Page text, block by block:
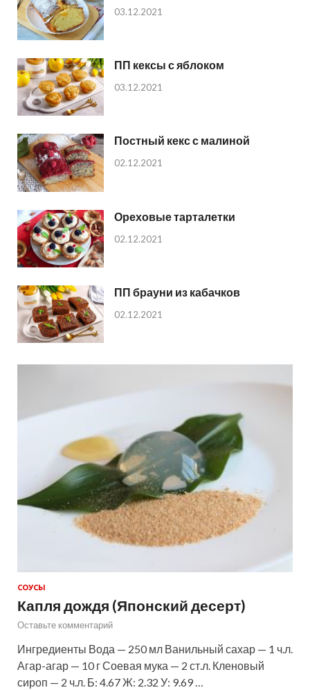
03.12.2021
ПП кексы с яблоком
03.12.2021
Постный кекс с малиной
02.12.2021
Ореховые тарталетки
02.12.2021
ПП брауни из кабачков
02.12.2021
СОУСЫ
Капля дождя (Японский десерт)
Оставьте комментарий
Ингредиенты Вода — 250 мл Ванильный сахар — 1 ч.л.
Агар-агар — 10 г Соевая мука — 2 ст.л. Кленовый
сироп — 2 ч.л. Б: 4.67 Ж: 2.32 У: 9.69 …